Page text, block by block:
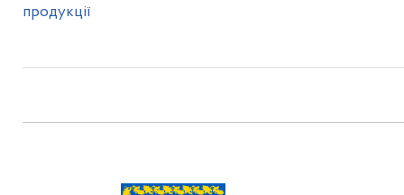
продукції